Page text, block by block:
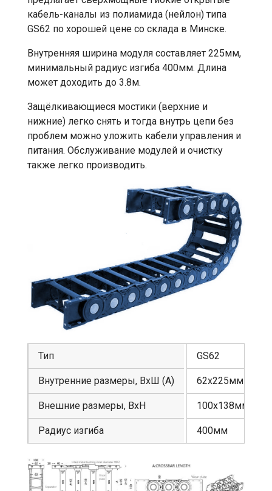
кабель-каналы из полиамида (нейлон) типа
GS62 по хорошей цене со склада в Минске.
Внутренняя ширина модуля составляет 225мм,
минимальный радиус изгиба 400мм. Длина
может доходить до 3.8м.
Защёлкивающиеся мостики (верхние и
нижние) легко снять и тогда внутрь цепи без
проблем можно уложить кабели управления и
питания. Обслуживание модулей и очистку
также легко производить.
Тип
Внутренние размеры, ВхШ (А)
Внешние размеры, ВхН
Радиус изгиба
GS62
62х225мм
100х138мм
400мм